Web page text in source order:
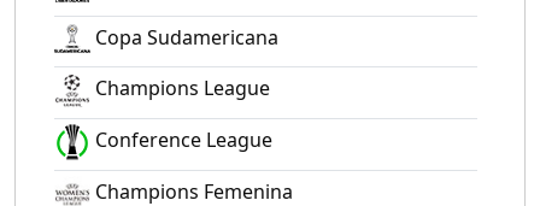
Copa Sudamericana
Champions League
Conference League
Champions Femenina